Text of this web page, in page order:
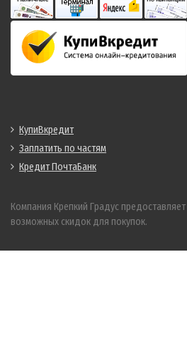
КупиВкредит
Заплатить по частям
Кредит ПочтаБанк
Компания Крепкий Градус
возможных скидок для покупок.